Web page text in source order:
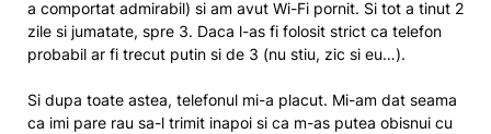
a comportat admirabil) si am avut Wi-Fi pornit. Si tot a tinut 2
zile si jumatate, spre 3. Daca l-as fi folosit strict ca telefon
probabil ar fi trecut putin si de 3 (nu stiu, zic si eu…).
Si dupa toate astea, telefonul mi-a placut. Mi-am dat seama
ca imi pare rau sa-l trimit inapoi si ca m-as putea obisnui cu